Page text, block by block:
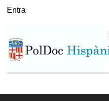
Vés
User
Entra